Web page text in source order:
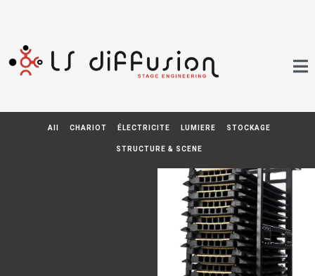
All CHARIOT ÉLECTRICITE LUMIERE STOCKAGE
STRUCTURE & SCENE